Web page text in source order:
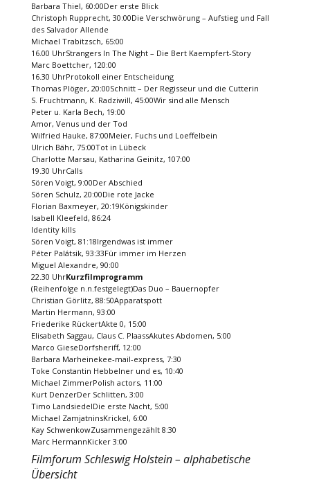
Barbara Thiel, 60:00Der erste Blick
Christoph Rupprecht, 30:00Die Verschwörung – Aufstieg und Fall
des Salvador Allende
Michael Trabitzsch, 65:00
16.00 UhrStrangers In The Night – Die Bert Kaempfert-Story
Marc Boettcher, 120:00
16.30 UhrProtokoll einer Entscheidung
Thomas Plöger, 20:00Schnitt – Der Regisseur und die Cutterin
S. Fruchtmann, K. Radziwill, 45:00Wir sind alle Mensch
Peter u. Karla Bech, 19:00
Amor, Venus und der Tod
Wilfried Hauke, 87:00Meier, Fuchs und Loeffelbein
Ulrich Bähr, 75:00Tot in Lübeck
Charlotte Marsau, Katharina Geinitz, 107:00
19.30 UhrCalls
Sören Voigt, 9:00Der Abschied
Sören Schulz, 20:00Die rote Jacke
Florian Baxmeyer, 20:19Königskinder
Isabell Kleefeld, 86:24
Identity kills
Sören Voigt, 81:18Irgendwas ist immer
Péter Palátsik, 93:33Für immer im Herzen
Miguel Alexandre, 90:00
22.30 UhrKurzfilmprogramm
(Reihenfolge n.n.festgelegt)Das Duo – Bauernopfer
Christian Görlitz, 88:50Apparatspott
Martin Hermann, 93:00
Friederike RückertAkte 0, 15:00
Elisabeth Saggau, Claus C. PlaassAkutes Abdomen, 5:00
Marco GieseDorfsheriff, 12:00
Barbara Marheinekee-mail-express, 7:30
Toke Constantin Hebbelner und es, 10:40
Michael ZimmerPolish actors, 11:00
Kurt DenzerDer Schlitten, 3:00
Timo LandsiedelDie erste Nacht, 5:00
Michael ZamjatninsKrickel, 6:00
Kay SchwenkowZusammengezählt 8:30
Marc HermannKicker 3:00
Filmforum Schleswig Holstein – alphabetische
Übersicht